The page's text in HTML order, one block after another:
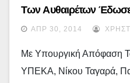
Των Αυθαιρέτων
ΑΠΡ 30, 2014
Με Υπουργική Απόφαση
ΥΠΕΚΑ, Νίκου Ταγαρά,